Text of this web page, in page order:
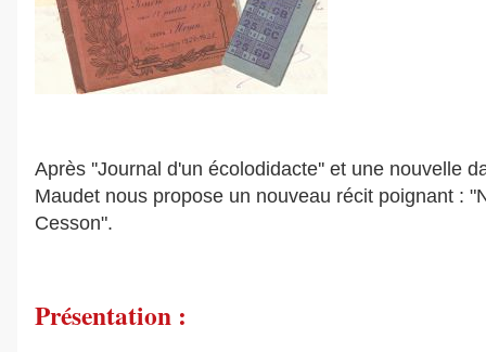
Après ''Journal d'un écolodidacte'' et une nouvelle
Maudet nous propose un nouveau récit poignant :
Cesson".
Présentation :